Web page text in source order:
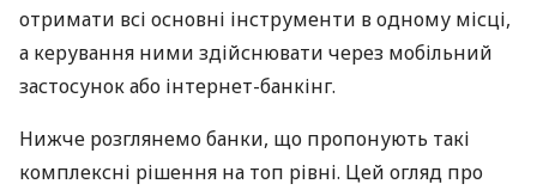
отримати всі основні інструменти в одному місці,
а керування ними здійснювати через мобільний
застосунок або інтернет-банкінг.
Нижче розглянемо банки, що пропонують такі
комплексні рішення на топ рівні. Цей огляд про